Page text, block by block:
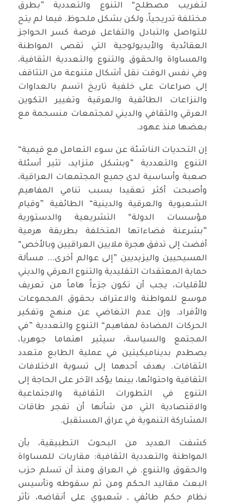
لتغريب مصطلح“ التنوع والتعددية ”بطرق
مختلفة تدريجياً، ولكن بشكل ملحوظ. فيما لم يتح
للتواصل والتبادل والتفاعل فرصة كسر الحواجز
العقائدية والأيديولوجية التي تقصى المواطنة
والمساواة والحقوق والتنوع والتعددية الثقافية،
وفي نفس الوقت نقل أشكال متنوعة من التثاقف
إلى صراعات على خلفية تاريخ اتسم بالعداوات
والنزاعات الطائفية والعرقية وتغيير التكوين
العرقي والثقافي والديني لمجتمعات منسجمة مع
بعضها منذ عهود.
إن التحديات الناشئة عن سوء التعامل مع قيمية“
التنوع والتعددية ”وبشكل متزايد، تثير أسئلة
صعبة وأساسية لدى جميع المجتمعات العراقية،
وأصبحت أكثر تعقيدا بسبب تنامي المفاهيم
الشعبوية والعرقية والدينية“ الطائفية ”وقيام
مؤسسات الدولة“ التشريعية والدستورية
”بشرعنة فضاءاتها المتخلفة بطريقة هرمية
أفضت إلى تدفق هجرة ملايين العراقيين وبالأخص“
المسيحيين واليزيديين ”إلى عوالم أخرى... مسألة
حماية المعتقدات التقليدية والتنوع العرقي والديني
للأقليات، يجب أن تكون جزءاً هاماً من تعريف
موسع للمواطنة والاعتراف بحقوق المجموعات
والأفراد. وإن عدم التغاضي عن منهج وتفكير
الحركات المضادة لمفاهيم“ التنوع والتعددية ”في
المجتمع والسياسة، سيثير اهتماما جوهريا،
يصطدم بديناميكيتين في عملية الطابع متعدد
الثقافات. يهدف أحدهما إلى تسوية الاختلافات
الثقافية واحتوائها، بينما يؤكد الآخر على الحاجة إلى
التنوع في التطورات الثقافية والاجتماعية
والاقتصادية التي من شأنها أن تفجر طاقات
المشاركة التنموية في عراق المستقبل.
كشفت العديد من البحوث التطبيقية، بأن
المواطنة والتعددية الثقافية: مقاربات للمساواة
والحقوق والتنوع. في العراق ومنذ أن تسلم حزب
البعث مقاليد الحكم ومن ثم سقوطه وتأسيس
نظام حكم طائفي ـ شعبوي على أنقاضه، تأثر